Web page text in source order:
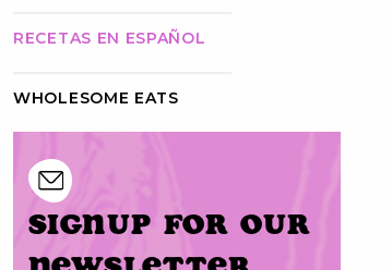
RECETAS EN ESPAÑOL
WHOLESOME EATS
Signup for our